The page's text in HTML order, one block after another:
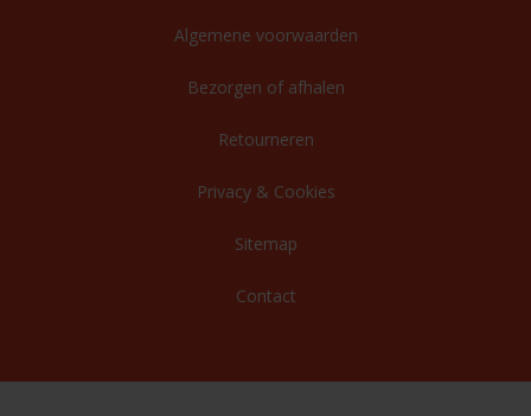
Algemene voorwaarden
Bezorgen of afhalen
Retourneren
Privacy & Cookies
Sitemap
Contact